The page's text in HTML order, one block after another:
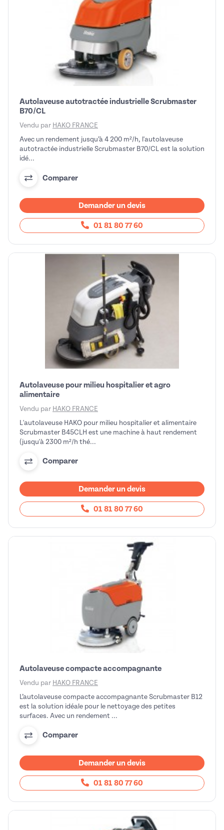
Autolaveuse autotractée industrielle Scrubmaster
B70/CL
Vendu par HAKO FRANCE
Avec un rendement jusqu’à 4 200 m²/h, l'autolaveuse
autotractée industrielle Scrubmaster B70/CL est la solution
idé...
Comparer
Demander un devis
01 81 80 77 60
Autolaveuse pour milieu hospitalier et agro
alimentaire
Vendu par HAKO FRANCE
L'autolaveuse HAKO pour milieu hospitalier et alimentaire
Scrubmaster B45CLH est une machine à haut rendement
(jusqu'à 2300 m²/h thé...
Comparer
Demander un devis
01 81 80 77 60
Autolaveuse compacte accompagnante
Vendu par HAKO FRANCE
L’autolaveuse compacte accompagnante Scrubmaster B12
est la solution idéale pour le nettoyage des petites
surfaces. Avec un rendement ...
Comparer
Demander un devis
01 81 80 77 60